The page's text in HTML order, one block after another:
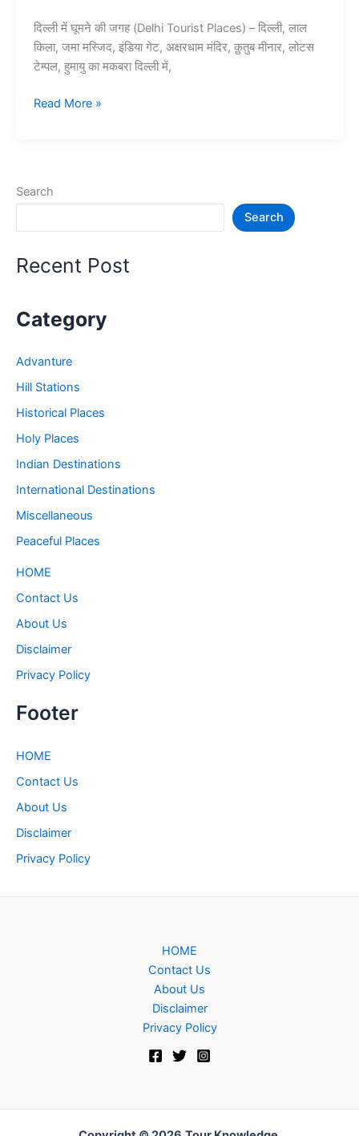
दिल्ली में घूमने की जगह (Delhi Tourist Places) – दिल्ली, लाल
किला, जमा मस्जिद, इंडिया गेट, अक्षरधाम मंदिर, क़ुतुब मीनार, लोटस
टेम्पल, हुमायु का मकबरा दिल्ली में,
दिल्ली
प्रसिद्ध
Tourist
Read More »
Search
Search
Recent Post
Category
Advanture
Hill Stations
Historical Places
Holy Places
Indian Destinations
International Destinations
Miscellaneous
Peaceful Places
HOME
Contact Us
About Us
Disclaimer
Privacy Policy
Footer
HOME
Contact Us
About Us
Disclaimer
Privacy Policy
HOME
Contact Us
About Us
Disclaimer
Privacy Policy